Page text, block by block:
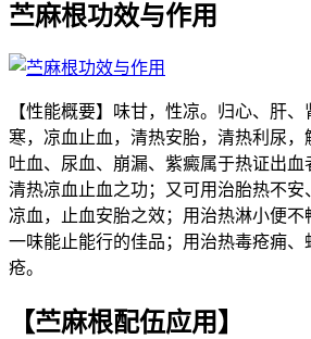
苎麻根功效与作用
【性能概要】味甘，性凉。归心、肝
寒，凉血止血，清热安胎，清热利尿，
吐血、尿血、崩漏、紫癜属于热证出
清热凉血止血之功；又可用治胎热不
凉血，止血安胎之效；用治热淋小便
一味能止能行的佳品；用治热毒疮痈、
疮。
【苎麻根配伍应用】